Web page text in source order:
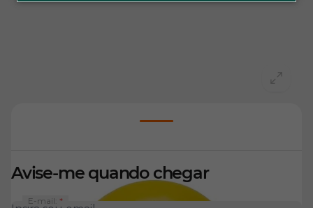
Avise-me quando chegar
E-mail: